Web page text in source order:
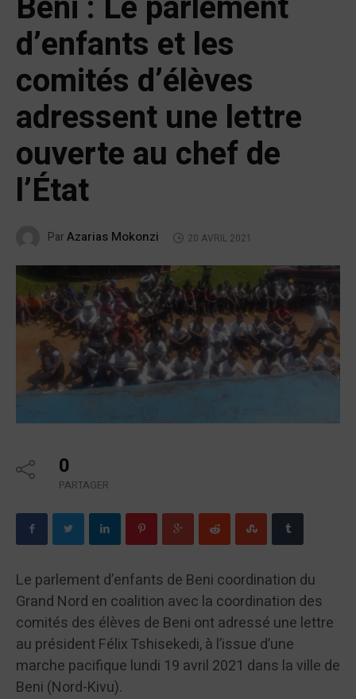
d’enfants et les
comités d’élèves
adressent une lettre
ouverte au chef de
l’État
ParAzarias Mokonzi 20 AVRIL 2021
0
PARTAGER
Le parlement d’enfants de Beni coordination du
Grand Nord en coalition avec la coordination des
comités des élèves de Beni ont adressé une lettre
au président Félix Tshisekedi, à l’issue d’une
marche pacifique lundi 19 avril 2021 dans la ville de
Beni (Nord-Kivu).